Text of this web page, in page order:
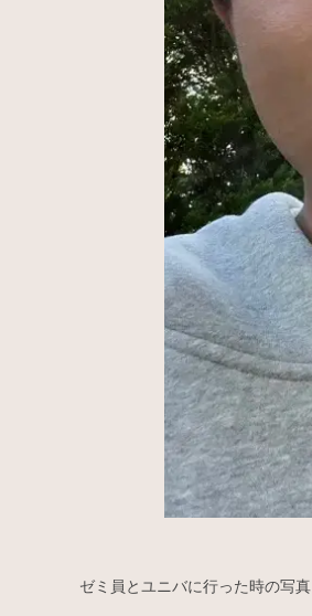
ゼミ員とユニバに行った時の写真